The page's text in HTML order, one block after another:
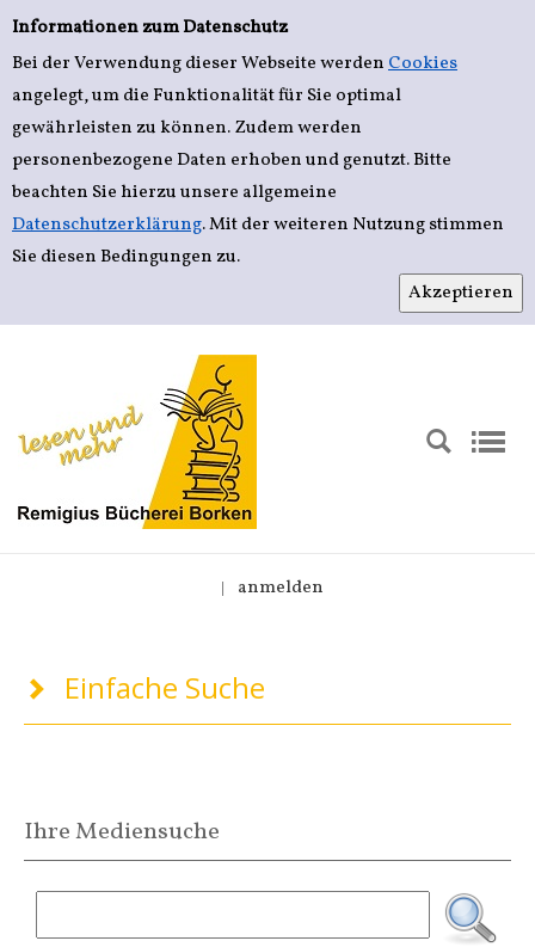
Einfache Suche
Informationen zum Datenschutz
Bei der Verwendung dieser Webseite werdenCookies
angelegt, um die Funktionalität für Sie optimal
gewährleisten zu können. Zudem werden
personenbezogene Daten erhoben und genutzt. Bitte
beachten Sie hierzu unsere allgemeine
Datenschutzerklärung. Mit der weiteren Nutzung stimmen
Sie diesen Bedingungen zu.
Zur Detailanzeige springen
anmelden
Einfache Suche
Ihre Mediensuche